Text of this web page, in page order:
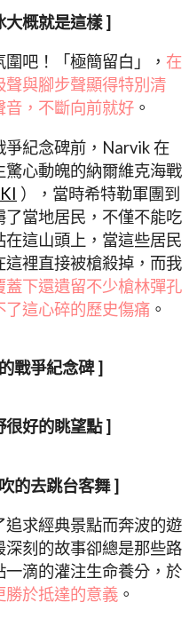
大概就是這樣 ]
吧！「極簡留白」， 在
與腳步聲顯得特別清
音，不斷向前就好 。
爭紀念碑前，Narvik 在
心動魄的納爾維克海戰
），當時希特勒軍團到
當地居民，不僅不能吃
這山頭上，當這些居民
裡直接被槍殺掉，而我
蓋下還遺留不少槍林彈孔
這心碎的歷史傷痛 。
戰爭紀念碑 ]
很好的眺望點 ]
的去跳台客舞 ]
求經典景點而奔波的遊
刻的故事卻總是那些路
滴的灌注生命養分，於
勝於抵達的意義 。